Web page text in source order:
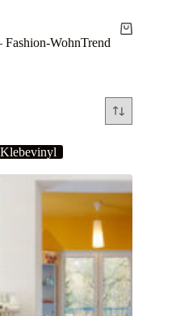
WohnTrend
Warenkorb